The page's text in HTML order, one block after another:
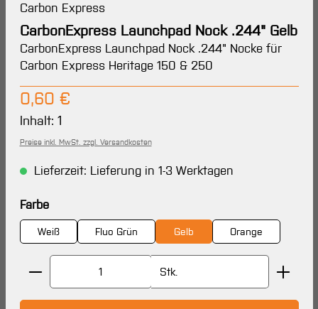
Carbon Express
CarbonExpress Launchpad Nock .244" Gelb
CarbonExpress Launchpad Nock .244" Nocke für
Carbon Express Heritage 150 & 250
Regulärer Preis:
0,60 €
Inhalt: 1
Preise inkl. MwSt. zzgl. Versandkosten
Lieferzeit: Lieferung in 1-3 Werktagen
Farbeauswählen
Weiß Fluo Grün Gelb Orange
Produkt Anzahl: Gib den gewünschten Wert ein
Stk.